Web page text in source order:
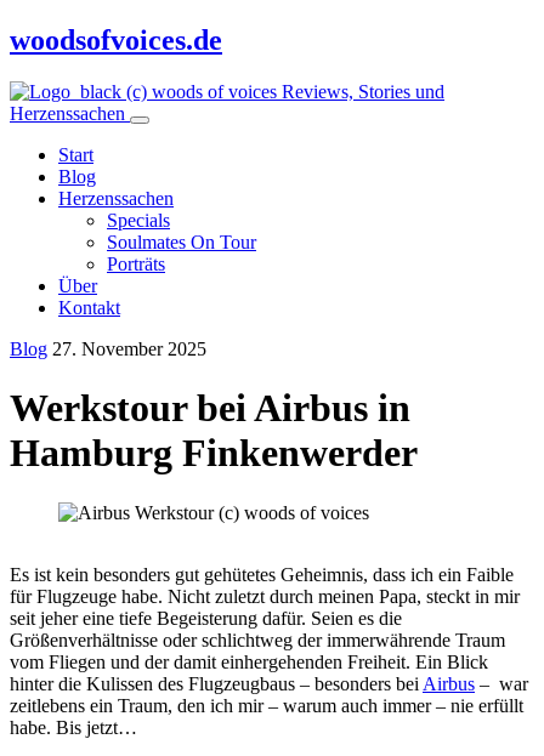
woodsofvoices.de
Reviews, Stories und
Herzenssachen
Start
Blog
Herzenssachen
Specials
Soulmates On Tour
Porträts
Über
Kontakt
Blog 27. November 2025
Werkstour bei Airbus in
Hamburg Finkenwerder
Es ist kein besonders gut gehütetes Geheimnis, dass ich ein Faible
für Flugzeuge habe. Nicht zuletzt durch meinen Papa, steckt in mir
seit jeher eine tiefe Begeisterung dafür. Seien es die
Größenverhältnisse oder schlichtweg der immerwährende Traum
vom Fliegen und der damit einhergehenden Freiheit. Ein Blick
hinter die Kulissen des Flugzeugbaus – besonders bei Airbus – war
zeitlebens ein Traum, den ich mir – warum auch immer – nie erfüllt
habe. Bis jetzt…